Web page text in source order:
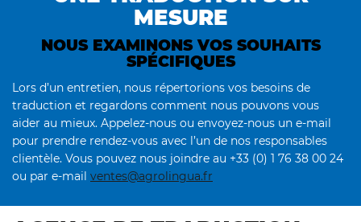
MESURE
NOUS EXAMINONS VOS SOUHAITS
SPÉCIFIQUES
Lors d’un entretien, nous répertorions vos besoins de
traduction et regardons comment nous pouvons vous
aider au mieux. Appelez-nous ou envoyez-nous un e-mail
pour prendre rendez-vous avec l’un de nos responsables
clientèle. Vous pouvez nous joindre au +33 (0) 1 76 38 00 24
ou par e-mail ventes@agrolingua.fr